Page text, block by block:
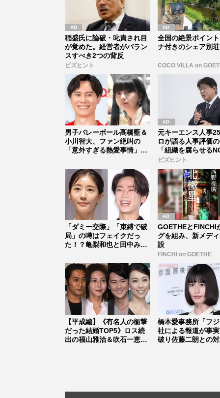
稲盛氏に論破・叱責され目
が覚めた。経営者がバラン
スすべき2つの背反
ビズヒント
全国の絶景ポイン
ナ付きのシェア別
COCO VILLA on
男子バレーボール髙橋藍＆
小川智大、ファン絶叫の
「意外すぎる熱愛事情」と
元キーエンス人事
ロが語る人事評価
「組織を腐らせる
価」とは...
ビズヒント
「ダミー交際」「束縛で破
局」の噂はフェイクだっ
た！？亀梨和也と田中みな
GOETHEとFINCHI
グを組み、新メデ
設
FINCHI on GOETHE
【平成編】《有名人の衝撃
だった結婚TOP5》ロス続
出の福山雅治＆吹石一恵を
橋本愛事務所「フ
社による報道が事
破り佐藤二朗との